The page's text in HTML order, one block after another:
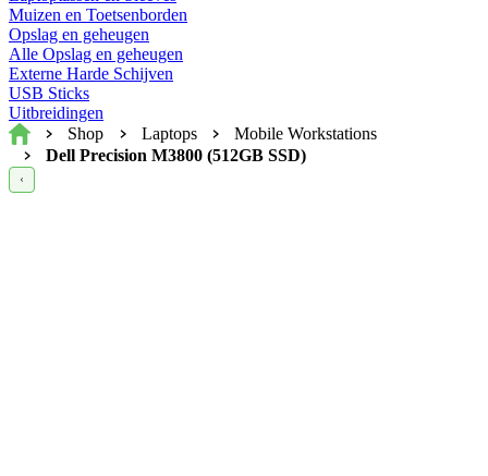
Muizen en Toetsenborden
Opslag en geheugen
Alle Opslag en geheugen
Externe Harde Schijven
USB Sticks
Uitbreidingen
Home
Shop Laptops
Mobile Workstations
Dell Precision M3800 (512GB SSD)